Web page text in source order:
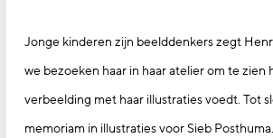
Jonge kinderen zijn beelddenkers zegt
we bezoeken haar in haar atelier om te zien
verbeelding met haar illustraties voedt. Tot
memoriam in illustraties voor Sieb Posthuma.